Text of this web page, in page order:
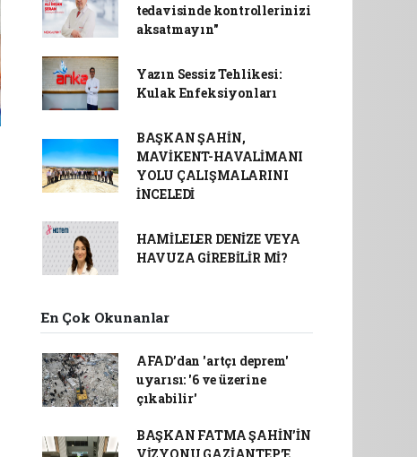
tedavisinde kontrollerinizi
aksatmayın"
Yazın Sessiz Tehlikesi:
Kulak Enfeksiyonları
BAŞKAN ŞAHİN,
MAVİKENT-HAVALİMANI
YOLU ÇALIŞMALARINI
İNCELEDİ
HAMİLELER DENİZE VEYA
HAVUZA GİREBİLİR Mİ?
En Çok Okunanlar
AFAD’dan 'artçı deprem'
uyarısı: '6 ve üzerine
çıkabilir'
BAŞKAN FATMA ŞAHİN’İN